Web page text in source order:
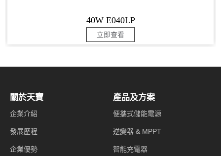
40W E040LP
立即查看
關於天寶
企業介紹
發展歷程
企業優勢
產品及方案
便攜式儲能電源
逆變器 & MPPT
智能充電器